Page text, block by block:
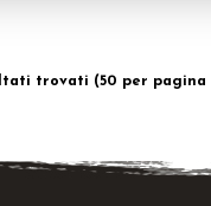
trovati (50 per pagina